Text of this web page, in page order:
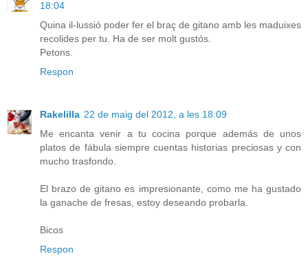
18:04
Quina il-lussió poder fer el braç de gitano amb les maduixes
recolides per tu. Ha de ser molt gustós.
Petons.
Respon
Rakelilla 22 de maig del 2012, a les 18:09
Me encanta venir a tu cocina porque además de unos
platos de fábula siempre cuentas historias preciosas y con
mucho trasfondo.
El brazo de gitano es impresionante, como me ha gustado
la ganache de fresas, estoy deseando probarla.
Bicos
Respon